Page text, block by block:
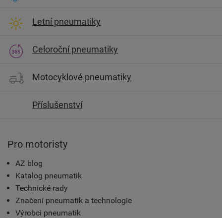
Letní pneumatiky
Celoroční pneumatiky
Motocyklové pneumatiky
Příslušenství
Pro motoristy
AZ blog
Katalog pneumatik
Technické rady
Značení pneumatik a technologie
Výrobci pneumatik